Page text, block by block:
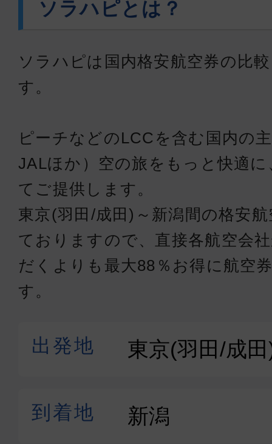
ソラハピとは？
ソラハピは国内格安航空券の比
す。
ピーチなどのLCCを含む国内の
JALほか）空の旅をもっと快適
てご提供します。
東京(羽田/成田)～新潟間の格安
ておりますので、直接各航空会
だくよりも最大88％お得に航空
す。